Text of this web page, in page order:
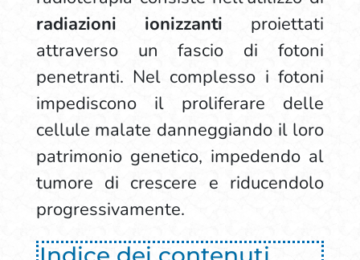
radiazioni ionizzanti proiettati
attraverso un fascio di fotoni
penetranti. Nel complesso i fotoni
impediscono il proliferare delle
cellule malate danneggiando il loro
patrimonio genetico, impedendo al
tumore di crescere e riducendolo
progressivamente.